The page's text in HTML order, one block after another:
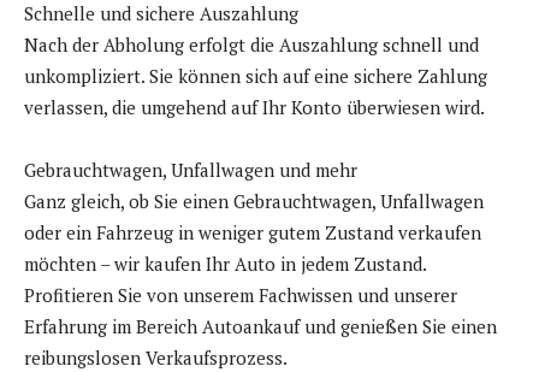
Schnelle und sichere Auszahlung
Nach der Abholung erfolgt die Auszahlung schnell und
unkompliziert. Sie können sich auf eine sichere Zahlung
verlassen, die umgehend auf Ihr Konto überwiesen wird.
Gebrauchtwagen, Unfallwagen und mehr
Ganz gleich, ob Sie einen Gebrauchtwagen, Unfallwagen
oder ein Fahrzeug in weniger gutem Zustand verkaufen
möchten – wir kaufen Ihr Auto in jedem Zustand.
Profitieren Sie von unserem Fachwissen und unserer
Erfahrung im Bereich Autoankauf und genießen Sie einen
reibungslosen Verkaufsprozess.